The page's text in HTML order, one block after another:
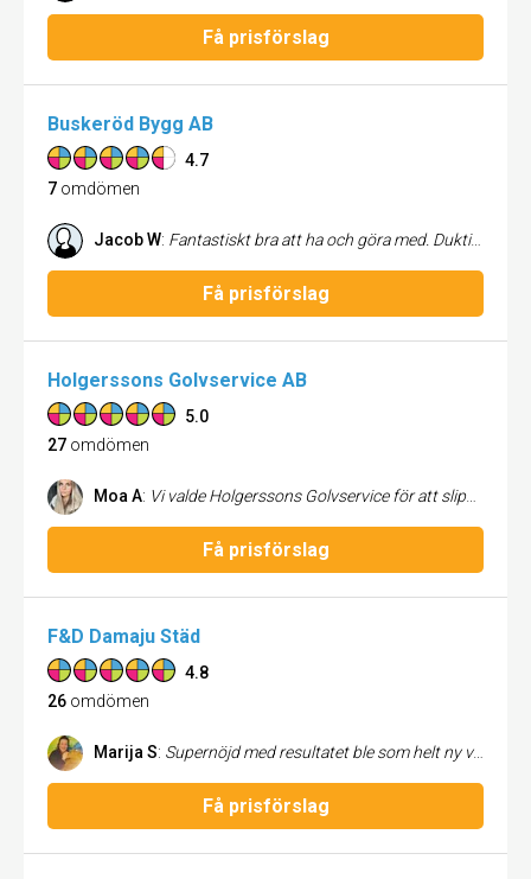
Få prisförslag
Buskeröd Bygg AB
4.7
7 omdömen
Jacob W: Fantastiskt bra att ha och göra med. Duktiga noggranna och med stort kundfokus.
Få prisförslag
Holgerssons Golvservice AB
5.0
27 omdömen
Moa A: Vi valde Holgerssons Golvservice för att slipa och lacka om vårt golv. Vi hade även en fuktskada i golvet där vi behövde byta några stavar. Golvet blev som nytt efter att Christian hade varit här. Det är så fint nu! Svårt att tro att det är samma golv. Vi hade bra kontakt under hela processen. Innan, under och efter arbetet. Vi är mycket nöjda.
Få prisförslag
F&D Damaju Städ
4.8
26 omdömen
Marija S: Supernöjd med resultatet ble som helt ny vagn samt att det gick snabbt och få hem då det även va två vagnar en firma jag starkt kan rekommendera !!!
Få prisförslag